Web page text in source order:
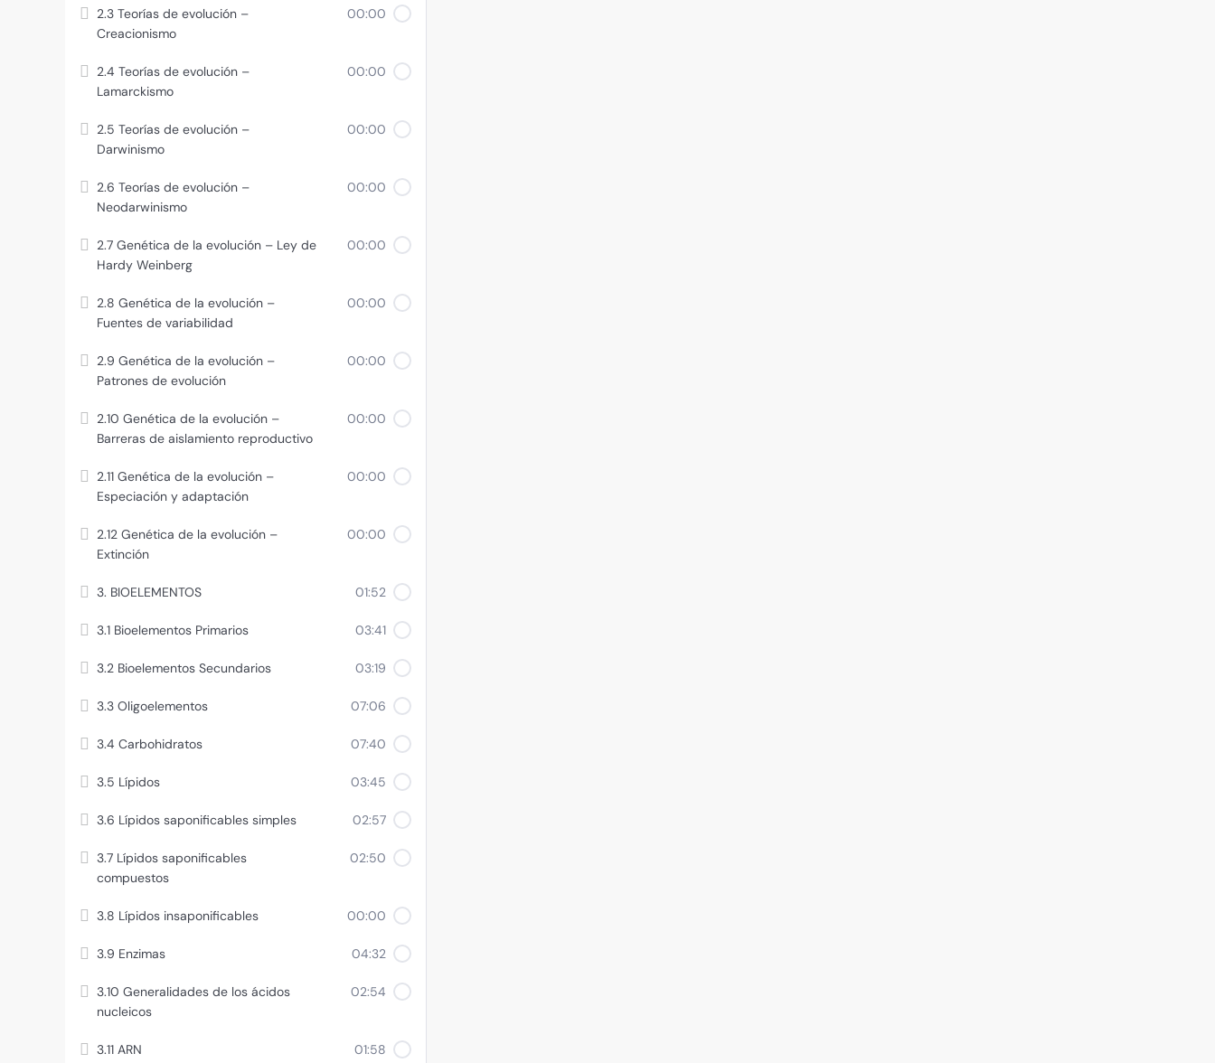
2.3 Teorías de evolución –
Creacionismo
00:00
2.4 Teorías de evolución –
Lamarckismo
00:00
2.5 Teorías de evolución –
Darwinismo
00:00
2.6 Teorías de evolución –
Neodarwinismo
00:00
2.7 Genética de la evolución – Ley de
Hardy Weinberg
00:00
2.8 Genética de la evolución –
Fuentes de variabilidad
00:00
2.9 Genética de la evolución –
Patrones de evolución
00:00
2.10 Genética de la evolución –
Barreras de aislamiento reproductivo
00:00
2.11 Genética de la evolución –
Especiación y adaptación
00:00
2.12 Genética de la evolución –
Extinción
00:00
3. BIOELEMENTOS 01:52
3.1 Bioelementos Primarios 03:41
3.2 Bioelementos Secundarios 03:19
3.3 Oligoelementos 07:06
3.4 Carbohidratos 07:40
3.5 Lípidos 03:45
3.6 Lípidos saponificables simples 02:57
3.7 Lípidos saponificables
compuestos
02:50
3.8 Lípidos insaponificables 00:00
3.9 Enzimas 04:32
3.10 Generalidades de los ácidos
nucleicos
02:54
3.11 ARN 01:58